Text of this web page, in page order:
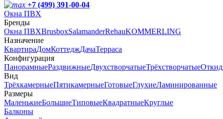
+7 (499) 391-00-04
Окна ПВХ
Бренды
Окна ПВХBrusboxSalamanderRehauKOMMERLING
Назначение
КвартираДомКоттеджДачаТерраса
Конфигурация
ПанорамныеРаздвижныеДвухстворчатыеТрёхстворчатые
Вид
ТрёхкамерныеПятикамерныеГотовыеГлухиеЛаминированные
Размеры
МаленькиеБольшиеТиповыеКвадратныеКруглые
Балконы